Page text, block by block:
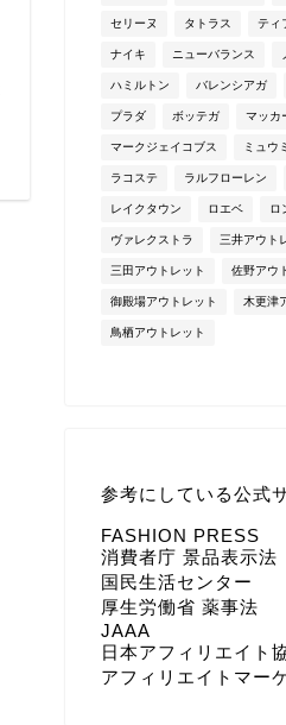
セリーヌ タトラス ティ
ナイキ ニューバランス
ハミルトン バレンシアガ
プラダ ボッテガ マッカ
マークジェイコブス ミュウ
ラコステ ラルフローレン
レイクタウン ロエベ ロ
ヴァレクストラ 三井アウト
三田アウトレット 佐野アウ
御殿場アウトレット 木更津
鳥栖アウトレット
参考にしている公式
FASHION PRESS
消費者庁 景品表示法
国民生活センター
厚生労働省 薬事法
JAAA
日本アフィリエイト
アフィリエイトマー